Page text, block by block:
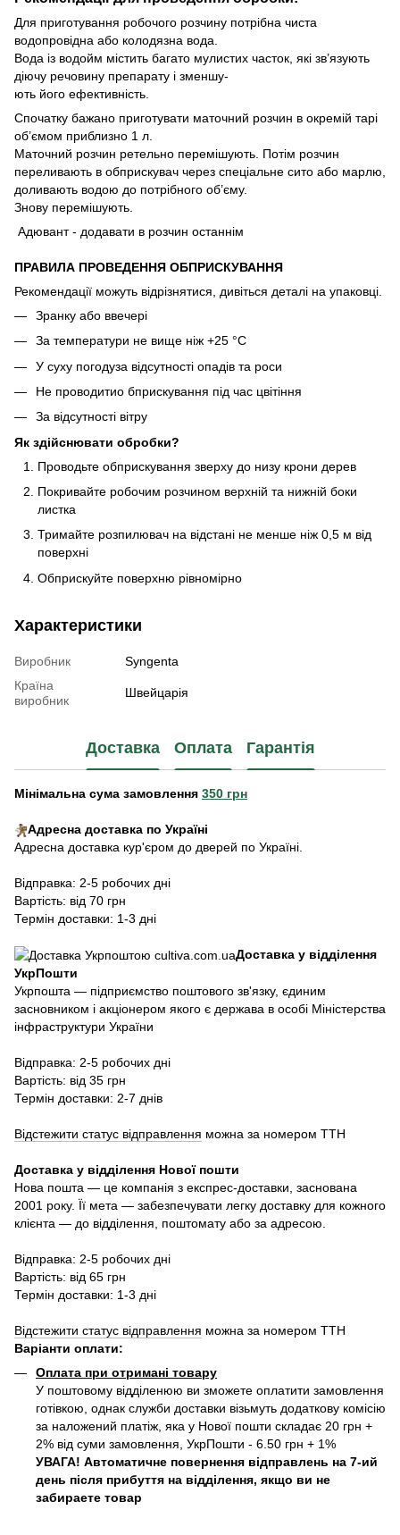
Для приготування робочого розчину потрібна чиста
водопровідна або колодязна вода.
Вода із водойм містить багато мулистих часток, які зв’язують
діючу речовину препарату і зменшу-
ють його ефективність.
Спочатку бажано приготувати маточний розчин в окремій тарі
об’ємом приблизно 1 л.
Маточний розчин ретельно перемішують. Потім розчин
переливають в обприскувач через спеціальне сито або марлю,
доливають водою до потрібного об’єму.
Знову перемішують.
Адювант - додавати в розчин останнім
ПРАВИЛА ПРОВЕДЕННЯ ОБПРИСКУВАННЯ
Рекомендації можуть відрізнятися, дивіться деталі на упаковці.
Зранку або ввечері
За температури не вище ніж +25 °С
У суху погодуза відсутності опадів та роси
Не проводитио бприскування під час цвітіння
За відсутності вітру
Як здійснювати обробки?
Проводьте обприскування зверху до низу крони дерев
Покривайте робочим розчином верхній та нижній боки
листка
Тримайте розпилювач на відстані не менше ніж 0,5 м від
поверхні
Обприскуйте поверхню рівномірно
Характеристики
Виробник
Syngenta
Країна
виробник
Швейцарія
Доставка Оплата Гарантія
Мінімальна сума замовлення 350 грн
Адресна доставка по Україні
Адресна доставка кур'єром до дверей по Україні.
Відправка: 2-5 робочих дні
Вартість: від 70 грн
Термін доставки: 1-3 дні
Доставка у відділення
УкрПошти
Укрпошта — підприємство поштового зв'язку, єдиним
засновником і акціонером якого є держава в особі Міністерства
інфраструктури України
Відправка: 2-5 робочих дні
Вартість: від 35 грн
Термін доставки: 2-7 днів
Відстежити статус відправлення можна за номером ТТН
Доставка у відділення Нової пошти
Нова пошта — це компанія з експрес-доставки, заснована
2001 року. Її мета — забезпечувати легку доставку для кожного
клієнта — до відділення, поштомату або за адресою.
Відправка: 2-5 робочих дні
Вартість: від 65 грн
Термін доставки: 1-3 дні
Відстежити статус відправлення можна за номером ТТН
Варіанти оплати:
Оплата при отримані товару
У поштовому відділенюю ви зможете оплатити замовлення
готівкою, однак служби доставки візьмуть додаткову комісію
за наложений платіж, яка у Нової пошти складає 20 грн +
2% від суми замовлення, УкрПошти - 6.50 грн + 1%
УВАГА! Автоматичне повернення відправлень на 7-ий
день після прибуття на відділення, якщо ви не
забираете товар